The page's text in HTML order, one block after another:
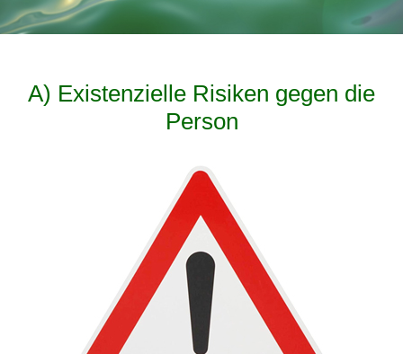
A) Existenzielle Risiken gegen die
Person